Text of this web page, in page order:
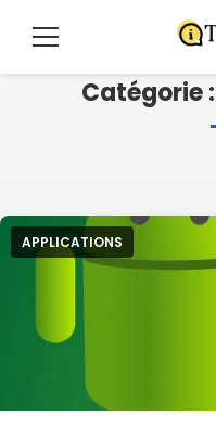
pourMenu
Catégorie :
APPLICATIONS